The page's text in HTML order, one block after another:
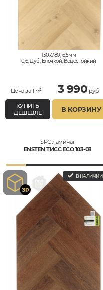
130x780, 6,5мм
0,6, Дуб, Елочкой, Водостойкий
Цена за 1 м² 3 990 руб.
КУПИТЬ
ДЕШЕВЛЕ
В КОРЗИНУ
SPC ламинат
ENSTEN ТИСС ECO 103-03
В НАЛИЧИИ